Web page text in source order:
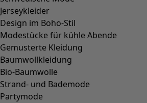
Jerseykleider
Design im Boho-Stil
Modestücke für kühle Abende
Gemusterte Kleidung
Baumwollkleidung
Bio-Baumwolle
Strand- und Bademode
Partymode